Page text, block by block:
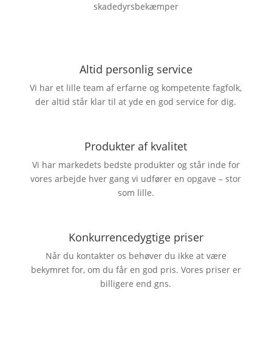
skadedyrsbekæmper
Altid personlig service
Vi har et lille team af erfarne og kompetente fagfolk,
der altid står klar til at yde en god service for dig.
Produkter af kvalitet
Vi har markedets bedste produkter og står inde for
vores arbejde hver gang vi udfører en opgave – stor
som lille.
Konkurrencedygtige priser
Når du kontakter os behøver du ikke at være
bekymret for, om du får en god pris. Vores priser er
billigere end gns.